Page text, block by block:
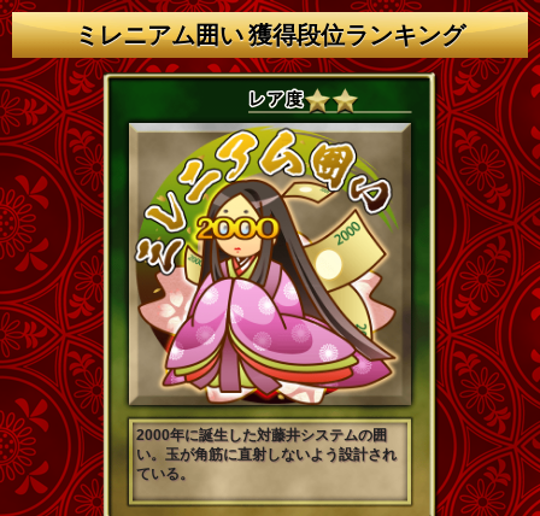
ミレニアム囲い 獲得段位ランキング
2000年に誕生した対藤井システムの囲
い。玉が角筋に直射しないよう設計され
ている。